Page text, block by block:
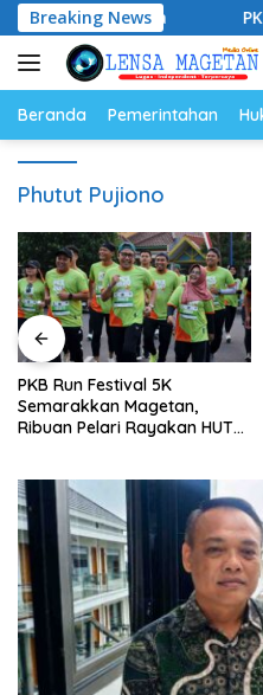
Langsung
ke
konten
Breaking News PKB Run
Beranda Pemerintahan
Phutut Pujiono
PKB Run Festival 5K
Semarakkan Magetan,
Ribuan Pelari Rayakan HUT